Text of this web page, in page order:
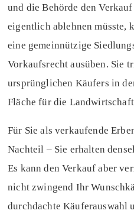
und die Behörde den
eigentlich ablehnen müsste,
eine gemeinnützige
Vorkaufsrecht ausüben. Sie
ursprünglichen Käufers in
Fläche für die
Für Sie als verkaufende
Nachteil – Sie erhalten
Es kann den Verkauf aber
nicht zwingend Ihr
durchdachte Käuferauswahl